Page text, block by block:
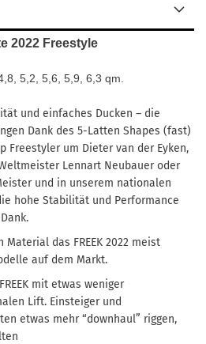
2022 Freestyle
5,2, 5,6, 5,9, 6,3 qm.
und einfaches Ducken – die
Dank des 5-Latten Shapes (fast)
Freestyler um Dieter van der Eyken,
Lennart Neubauer oder
und in unserem nationalen
hohe Stabilität und Performance
das FREEK 2022 meist
auf dem Markt.
mit etwas weniger
Lift. Einsteiger und
etwas mehr “downhaul” riggen,